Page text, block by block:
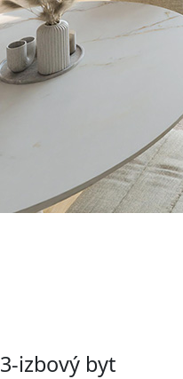
3-izbový byt